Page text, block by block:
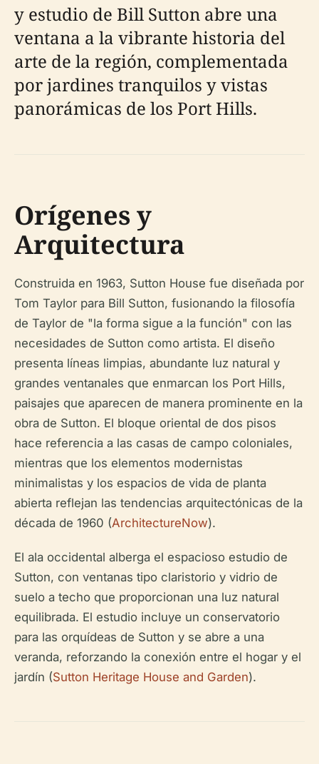
y estudio de Bill Sutton abre una
ventana a la vibrante historia del
arte de la región, complementada
por jardines tranquilos y vistas
panorámicas de los Port Hills.
Orígenes y
Arquitectura
Construida en 1963, Sutton House fue diseñada por
Tom Taylor para Bill Sutton, fusionando la filosofía
de Taylor de "la forma sigue a la función" con las
necesidades de Sutton como artista. El diseño
presenta líneas limpias, abundante luz natural y
grandes ventanales que enmarcan los Port Hills,
paisajes que aparecen de manera prominente en la
obra de Sutton. El bloque oriental de dos pisos
hace referencia a las casas de campo coloniales,
mientras que los elementos modernistas
minimalistas y los espacios de vida de planta
abierta reflejan las tendencias arquitectónicas de la
década de 1960 (ArchitectureNow).
El ala occidental alberga el espacioso estudio de
Sutton, con ventanas tipo claristorio y vidrio de
suelo a techo que proporcionan una luz natural
equilibrada. El estudio incluye un conservatorio
para las orquídeas de Sutton y se abre a una
veranda, reforzando la conexión entre el hogar y el
jardín (Sutton Heritage House and Garden).